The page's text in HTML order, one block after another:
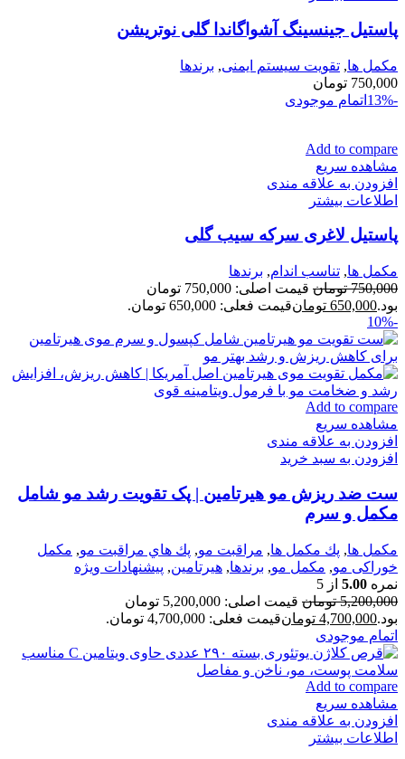
پاستیل جینسینگ آشواگاندا گلی نوتریشن
مكمل ها, تقویت سیستم ایمنی, برندها
750,000 تومان
-13%
اتمام موجودی
Add to compare
مشاهده سریع
افزودن به علاقه مندی
اطلاعات بیشتر
پاستیل لاغری سرکه سیب گلی
مكمل ها, تناسب اندام, برندها
750,000 تومان
قیمت اصلی: 750,000 تومان
بود.650,000 تومانقیمت فعلی: 650,000 تومان.
-10%
Add to compare
مشاهده سریع
افزودن به علاقه مندی
افزودن به سبد خرید
ست ضد ریزش مو هیرتامین | پک تقویت رشد مو شامل
مکمل و سرم
مكمل ها, پك مكمل ها, مراقبت مو, پك هاي مراقبت مو, مكمل
خوراكی مو, مکمل مو, برندها, هیرتامین, پیشنهادات ویژه
نمره 5.00 از 5
5,200,000 تومان
قیمت اصلی: 5,200,000 تومان
بود.4,700,000 تومانقیمت فعلی: 4,700,000 تومان.
اتمام موجودی
Add to compare
مشاهده سریع
افزودن به علاقه مندی
اطلاعات بیشتر